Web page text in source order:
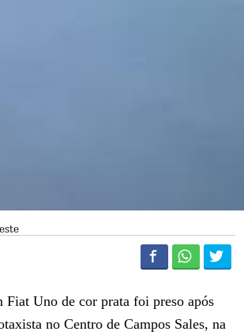
Fiat Uno de cor prata foi preso após
no Centro de Campos Sales, na